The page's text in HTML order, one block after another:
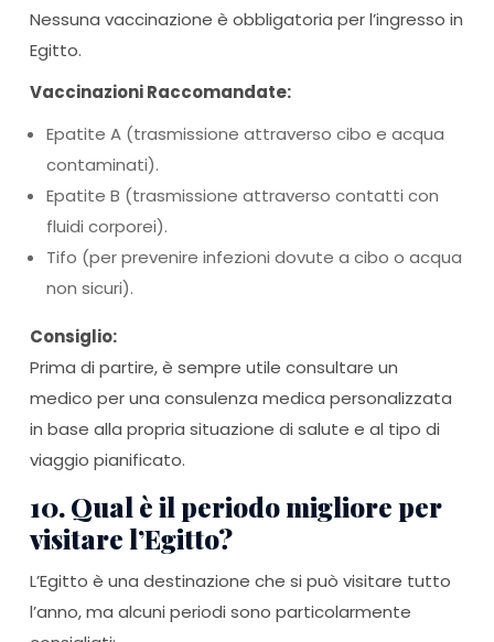
Nessuna vaccinazione è obbligatoria per l’ingresso in
Egitto.
Vaccinazioni Raccomandate:
Epatite A (trasmissione attraverso cibo e acqua
contaminati).
Epatite B (trasmissione attraverso contatti con
fluidi corporei).
Tifo (per prevenire infezioni dovute a cibo o acqua
non sicuri).
Consiglio:
Prima di partire, è sempre utile consultare un
medico per una consulenza medica personalizzata
in base alla propria situazione di salute e al tipo di
viaggio pianificato.
10. Qual è il periodo migliore per
visitare l’Egitto?
L’Egitto è una destinazione che si può visitare tutto
l’anno, ma alcuni periodi sono particolarmente